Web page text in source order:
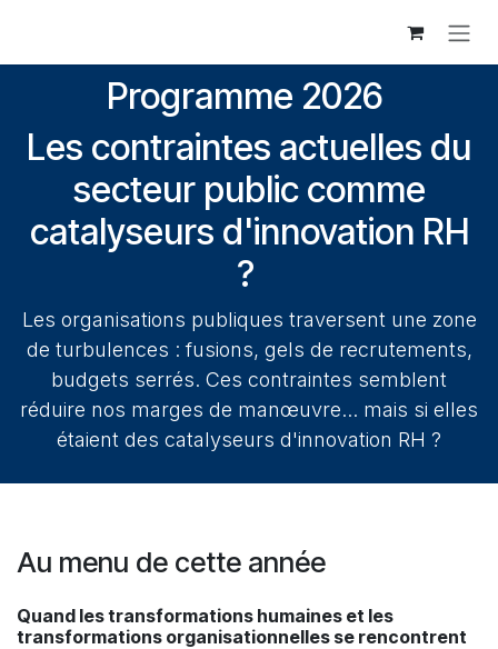
Programme 2026
Les contraintes actuelles du
secteur public comme
catalyseurs d'innovation RH
?
Les organisations publiques traversent une zone
de turbulences : fusions, gels de recrutements,
budgets serrés. Ces contraintes semblent
réduire nos marges de manœuvre... mais si elles
étaient des catalyseurs d'innovation RH ?
Au menu de cette année
Quand les transformations humaines et les
transformations organisationnelles se rencontrent